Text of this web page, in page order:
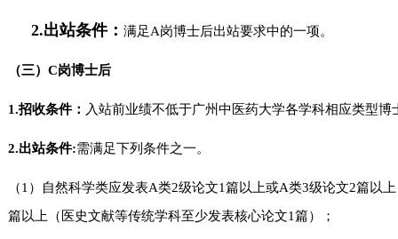
2.出站条件： 满足A岗博士后出站要求中的一项。
（三）C岗博士后
1.招收条件： 入站前业绩不低于广州中医药大学各学科相应类型
2.出站条件:需满足下列条件之一。
（1）自然科学类应发表A类2级论文1篇以上或A类3级论文2篇以
篇以上（医史文献等传统学科至少发表核心论文1篇）；